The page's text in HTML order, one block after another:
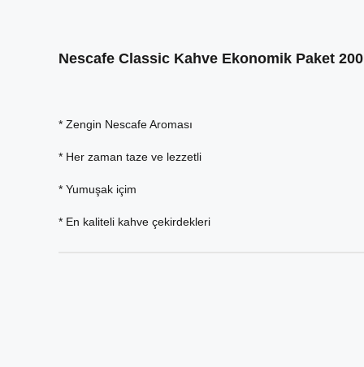
Nescafe Classic Kahve Ekonomik Paket
* Zengin Nescafe Aroması
* Her zaman taze ve lezzetli
* Yumuşak içim
* En kaliteli kahve çekirdekleri